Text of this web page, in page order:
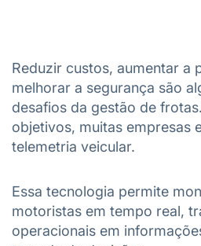
Reduzir custos, aumentar a
melhorar a segurança são
desafios da gestão de
objetivos, muitas empresas
telemetria veicular.
Essa tecnologia permite
motoristas em tempo real,
operacionais em